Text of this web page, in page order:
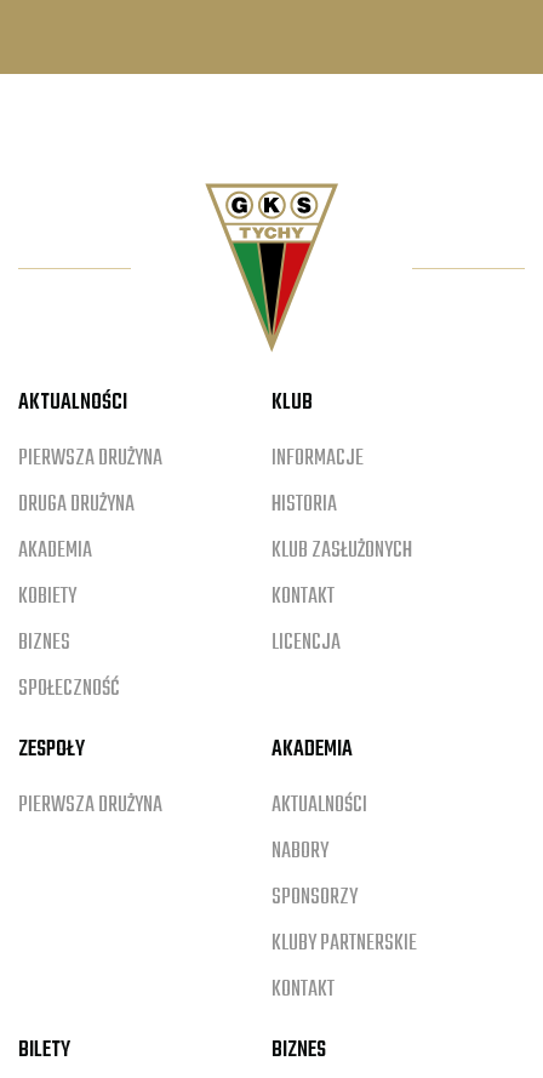
AKTUALNOŚCI
PIERWSZA DRUŻYNA
DRUGA DRUŻYNA
AKADEMIA
KOBIETY
BIZNES
SPOŁECZNOŚĆ
KLUB
INFORMACJE
HISTORIA
KLUB ZASŁUŻONYCH
KONTAKT
LICENCJA
ZESPOŁY
PIERWSZA DRUŻYNA
AKADEMIA
AKTUALNOŚCI
NABORY
SPONSORZY
KLUBY PARTNERSKIE
KONTAKT
BILETY
BIZNES